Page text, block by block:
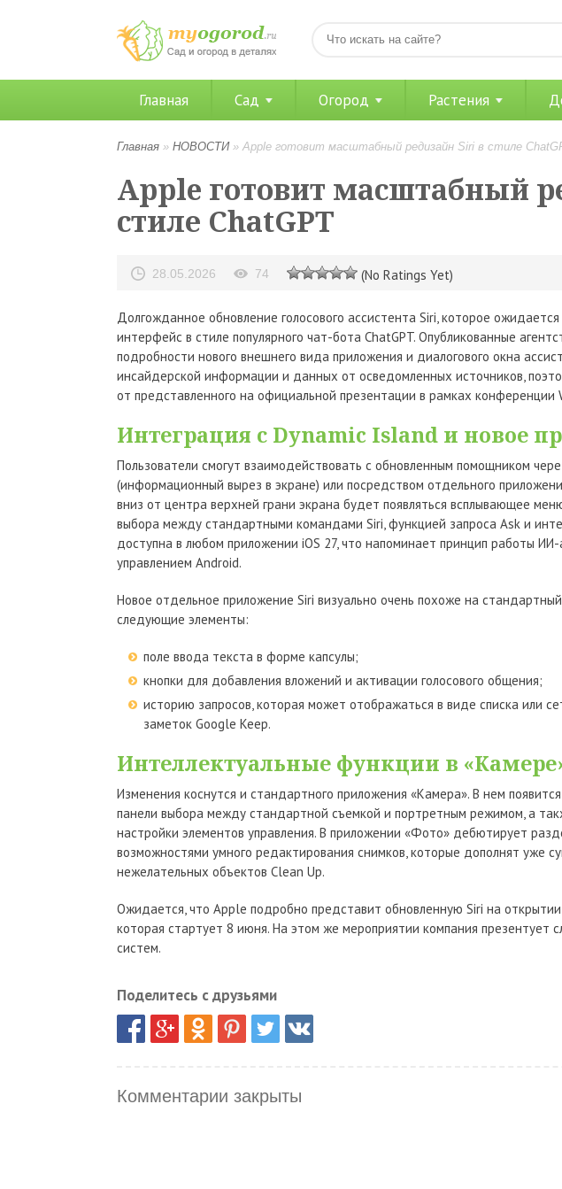
Главная Сад Огород Растения
Главная » НОВОСТИ» Apple готовит масштабный редизайн Siri в стиле
Apple готовит масштабный
стиле ChatGPT
28.05.2026 74 (No Ratings Yet)
Долгожданное обновление голосового ассистента Siri, которое
интерфейс в стиле популярного чат-бота ChatGPT. Опубликованные
подробности нового внешнего вида приложения и диалогового окна
инсайдерской информации и данных от осведомленных источников,
от представленного на официальной презентации в рамках конференции
Интеграция с Dynamic Island и новое
Пользователи смогут взаимодействовать с обновленным помощником
(информационный вырез в экране) или посредством отдельного
вниз от центра верхней грани экрана будет появляться всплывающее
выбора между стандартными командами Siri, функцией запроса Ask и
доступна в любом приложении iOS 27, что напоминает принцип работы
управлением Android.
Новое отдельное приложение Siri визуально очень похоже на
следующие элементы:
поле ввода текста в форме капсулы;
кнопки для добавления вложений и активации голосового общения;
историю запросов, которая может отображаться в виде списка или
заметок Google Keep.
Интеллектуальные функции в
Изменения коснутся и стандартного приложения «Камера». В нем
панели выбора между стандартной съемкой и портретным режимом, а
настройки элементов управления. В приложении «Фото» дебютирует
возможностями умного редактирования снимков, которые дополнят уже
нежелательных объектов Clean Up.
Ожидается, что Apple подробно представит обновленную Siri на
которая стартует 8 июня. На этом же мероприятии компания презентует
систем.
Поделитесь с друзьями
Комментарии закрыты